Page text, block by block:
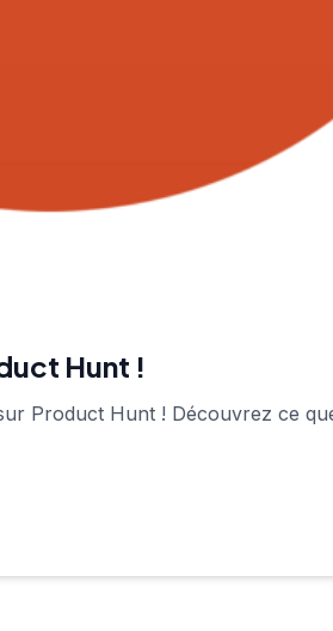
Hunt !
Product Hunt ! Découvrez ce